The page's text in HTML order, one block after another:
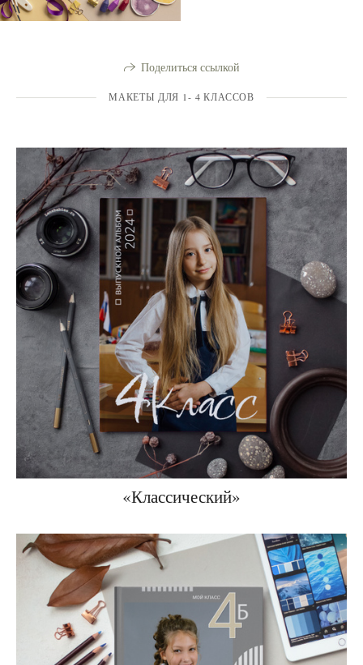
Поделиться ссылкой
МАКЕТЫ ДЛЯ 1- 4 КЛАССОВ
«Классический»